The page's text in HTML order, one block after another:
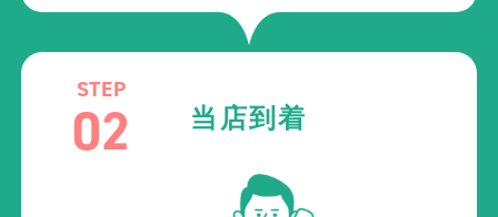
STEP
02 当店到着